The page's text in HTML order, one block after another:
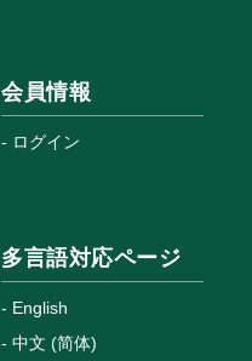
会員情報
ログイン
多言語対応ページ
English
中文 (简体)